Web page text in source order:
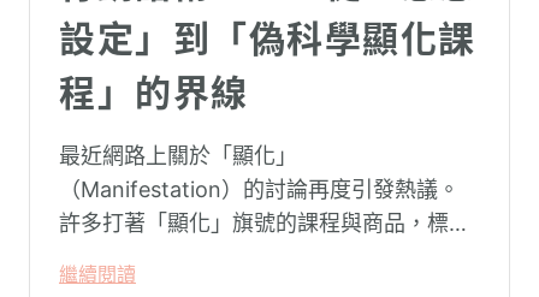
設定」到「偽科學顯化課
程」的界線
最近網路上關於「顯化」
（Manifestation）的討論再度引發熱議。
許多打著「顯化」旗號的課程與商品，標榜
能吸引財富、關係與健康。這類論述聽起來
繼續閱讀